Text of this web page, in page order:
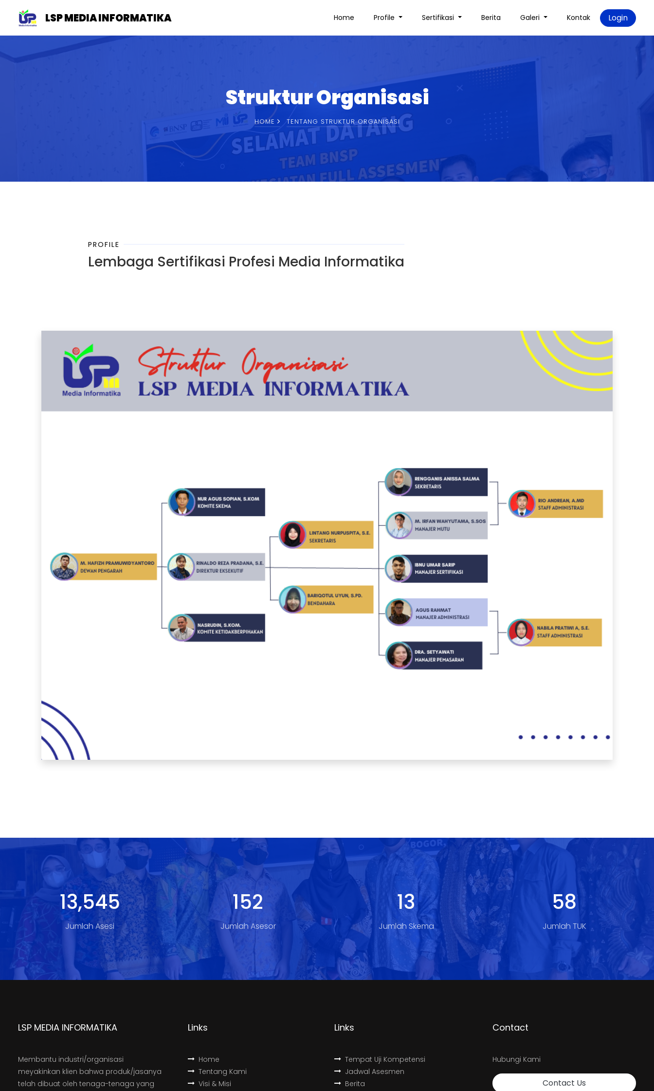
LSP MEDIA INFORMATIKA Home Profile Sertifikasi Berita Galeri Kontak Login
Struktur Organisasi
HOME TENTANG STRUKTUR ORGANISASI
PROFILE
Lembaga Sertifikasi Profesi Media Informatika
18,148
Jumlah Asesi
204
Jumlah Asesor
18
Jumlah Skema
78
Jumlah TUK
LSP MEDIA INFORMATIKA
Membantu industri/organisasi
meyakinkan klien bahwa produk/jasanya
telah dibuat oleh tenaga-tenaga yang
Links
Home
Tentang Kami
Visi & Misi
Links
Tempat Uji Kompetensi
Jadwal Asesmen
Berita
Contact
Hubungi Kami
Contact Us